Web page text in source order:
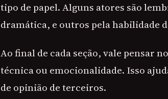
tipo de papel. Alguns atores são
dramática, e outros pela habilidade
Ao final de cada seção, vale pensar
técnica ou emocionalidade. Isso
de opinião de terceiros.